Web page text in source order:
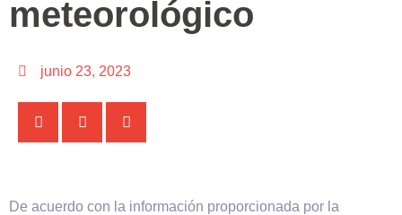
meteorológico
junio 23, 2023
De acuerdo con la información proporcionada por la